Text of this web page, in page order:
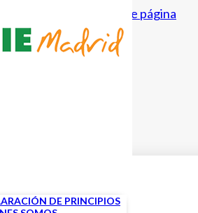
principal Saltar al pie de página
DE PRINCIPIOS
2025